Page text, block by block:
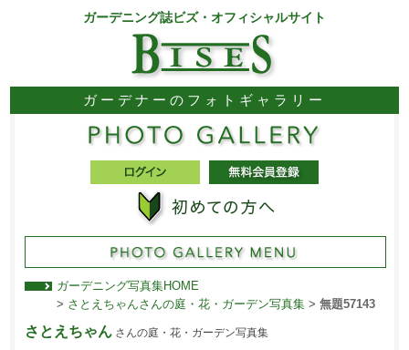
ガーデニング誌ビズ・オフィシャルサイト
ガーデナーのフォトギャラリー
ガーデニング写真集HOME
> さとえちゃんさんの庭・花・ガーデン写真集> 無題57143
さとえちゃんさんの庭・花・ガーデン写真集